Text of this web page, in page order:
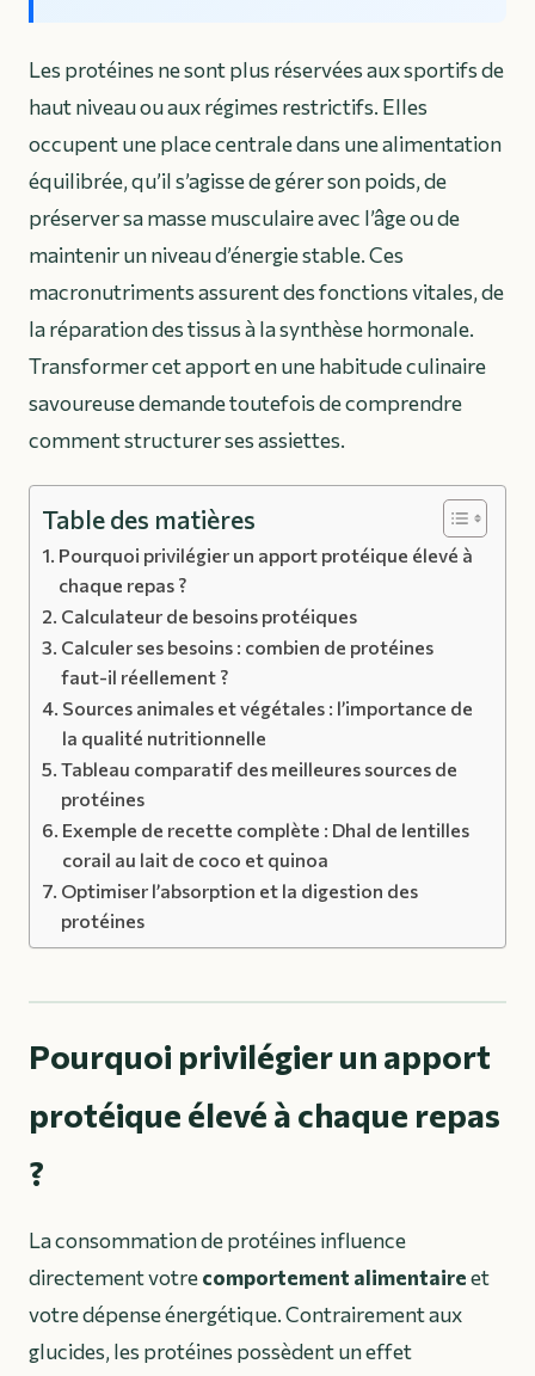
Les protéines ne sont plus réservées aux sportifs de
haut niveau ou aux régimes restrictifs. Elles
occupent une place centrale dans une alimentation
équilibrée, qu’il s’agisse de gérer son poids, de
préserver sa masse musculaire avec l’âge ou de
maintenir un niveau d’énergie stable. Ces
macronutriments assurent des fonctions vitales, de
la réparation des tissus à la synthèse hormonale.
Transformer cet apport en une habitude culinaire
savoureuse demande toutefois de comprendre
comment structurer ses assiettes.
Table des matières
Pourquoi privilégier un apport protéique élevé à
chaque repas ?
Calculateur de besoins protéiques
Calculer ses besoins : combien de protéines
faut-il réellement ?
Sources animales et végétales : l’importance de
la qualité nutritionnelle
Tableau comparatif des meilleures sources de
protéines
Exemple de recette complète : Dhal de lentilles
corail au lait de coco et quinoa
Optimiser l’absorption et la digestion des
protéines
Pourquoi privilégier un apport
protéique élevé à chaque repas
?
La consommation de protéines influence
directement votrecomportement alimentaireet
votre dépense énergétique. Contrairement aux
glucides, les protéines possèdent un effet